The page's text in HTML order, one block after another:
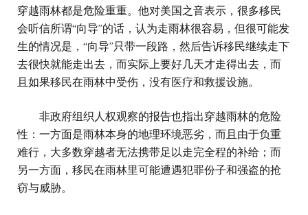
穿越雨林都是危险重重。他对美国之音表示，很多移民
会听信所谓“向导”的话，认为走雨林很容易，但很可能发
生的情况是，“向导”只带一段路，然后告诉移民继续走下
去很快就能走出去，而实际上要好几天才走得出去，而
且如果移民在雨林中受伤，没有医疗和救援设施。
非政府组织人权观察的报告也指出穿越雨林的危险
性：一方面是雨林本身的地理环境恶劣，而且由于负重
难行，大多数穿越者无法携带足以走完全程的补给；而
另一方面，移民在雨林里可能遭遇犯罪份子和强盗的抢
窃与威胁。